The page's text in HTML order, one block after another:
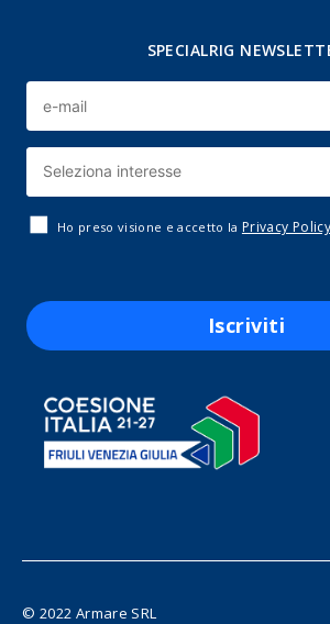
SPECIALRIG
Ho preso visione e accetto la Privacy Policy
Iscriviti
© 2022 Armare SRL